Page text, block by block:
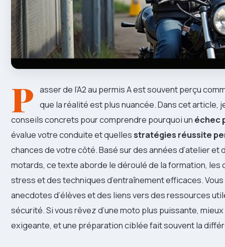
P asser de l’A2 au permis A est souvent perçu
que la réalité est plus nuancée. Dans cet article,
conseils concrets pour comprendre pourquoi un échec
évalue votre conduite et quellesstratégies réussite
chances de votre côté. Basé sur des années d’atelier
motards, ce texte aborde le déroulé de la formation, les
stress et des techniques d’entraînement efficaces.
anecdotes d’élèves et des liens vers des ressources
sécurité. Si vous rêvez d’une moto plus puissante,
exigeante, et une préparation ciblée fait souvent la